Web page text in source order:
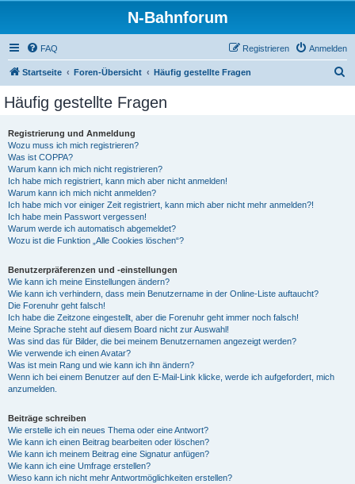
N-Bahnforum
FAQ Anmelden
Registrieren
Startseite Foren-Übersicht Häufig gestellte Fragen
Häufig gestellte Fragen
Registrierung und Anmeldung
Wozu muss ich mich registrieren?
Was ist COPPA?
Warum kann ich mich nicht registrieren?
Ich habe mich registriert, kann mich aber nicht anmelden!
Warum kann ich mich nicht anmelden?
Ich habe mich vor einiger Zeit registriert, kann mich aber nicht mehr anmelden?!
Ich habe mein Passwort vergessen!
Warum werde ich automatisch abgemeldet?
Wozu ist die Funktion „Alle Cookies löschen“?
Benutzerpräferenzen und -einstellungen
Wie kann ich meine Einstellungen ändern?
Wie kann ich verhindern, dass mein Benutzername in der Online-Liste auftaucht?
Die Forenuhr geht falsch!
Ich habe die Zeitzone eingestellt, aber die Forenuhr geht immer noch falsch!
Meine Sprache steht auf diesem Board nicht zur Auswahl!
Was sind das für Bilder, die bei meinem Benutzernamen angezeigt werden?
Wie verwende ich einen Avatar?
Was ist mein Rang und wie kann ich ihn ändern?
Wenn ich bei einem Benutzer auf den E-Mail-Link klicke, werde ich aufgefordert, mich
anzumelden.
Beiträge schreiben
Wie erstelle ich ein neues Thema oder eine Antwort?
Wie kann ich einen Beitrag bearbeiten oder löschen?
Wie kann ich meinem Beitrag eine Signatur anfügen?
Wie kann ich eine Umfrage erstellen?
Wieso kann ich nicht mehr Antwortmöglichkeiten erstellen?